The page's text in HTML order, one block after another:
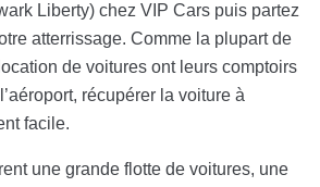
Liberty) chez VIP Cars puis partez
atterrissage. Comme la plupart de
de voitures ont leurs comptoirs
récupérer la voiture à
facile.
une grande flotte de voitures, une